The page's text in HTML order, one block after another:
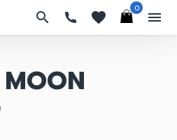
search favorites
0
menu